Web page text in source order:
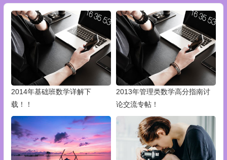
2014年基础班数学详解下
载！！
2013年管理类数学高分指南讨
论交流专帖！